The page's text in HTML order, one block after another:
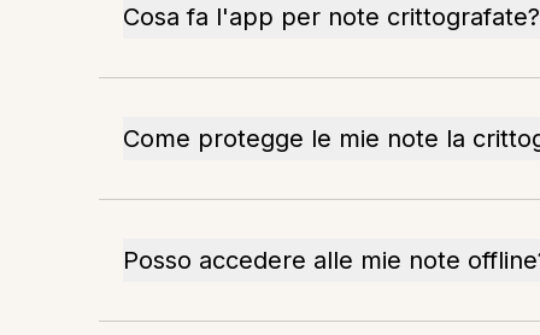
Cosa fa l'app per note crittografate?
Come protegge le mie note la
Posso accedere alle mie note